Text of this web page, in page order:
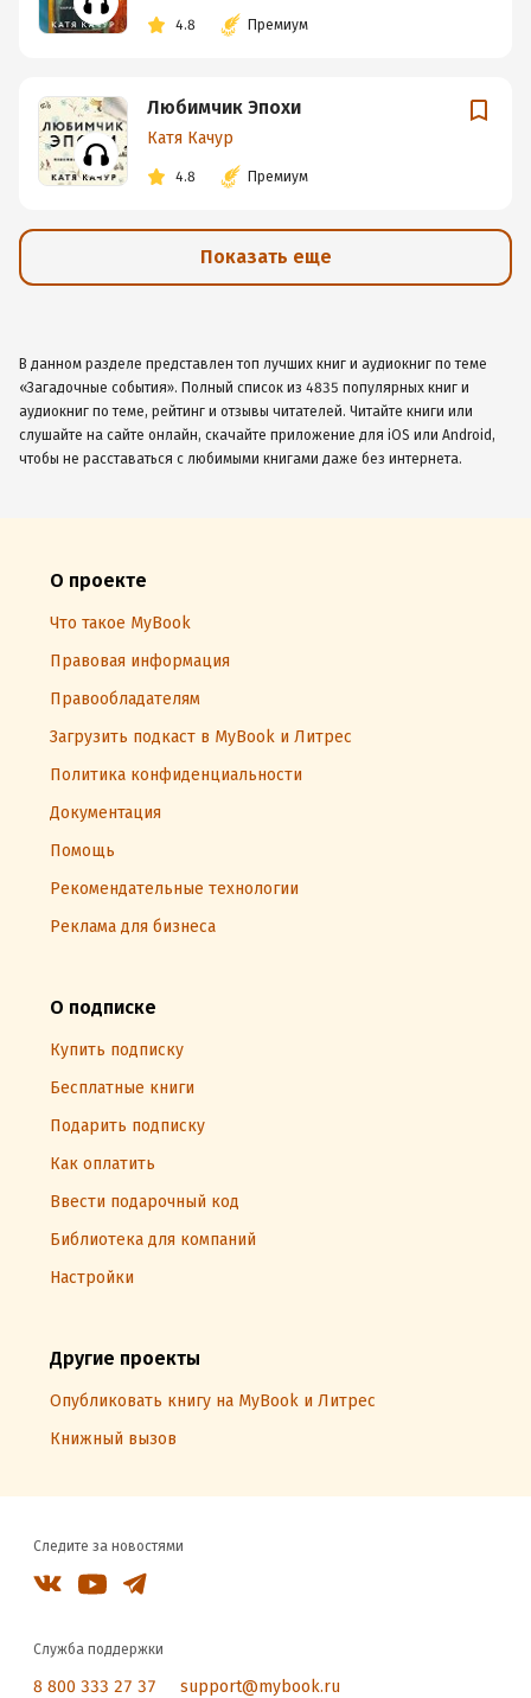
4.8 Премиум
Любимчик Эпохи
Катя Качур
4.8 Премиум
Показать еще
В данном разделе представлен топ лучших книг и аудиокниг по теме
«Загадочные события». Полный список из 4835 популярных книг и
аудиокниг по теме, рейтинг и отзывы читателей. Читайте книги или
слушайте на сайте онлайн, скачайте приложение для iOS или Android,
чтобы не расставаться с любимыми книгами даже без интернета.
О проекте
Что такое MyBook
Правовая информация
Правообладателям
Загрузить подкаст в MyBook и Литрес
Политика конфиденциальности
Документация
Помощь
Рекомендательные технологии
Реклама для бизнеса
О подписке
Купить подписку
Бесплатные книги
Подарить подписку
Как оплатить
Ввести подарочный код
Библиотека для компаний
Настройки
Другие проекты
Опубликовать книгу на MyBook и Литрес
Книжный вызов
Следите за новостями
Служба поддержки
8 800 333 27 37 support@mybook.ru